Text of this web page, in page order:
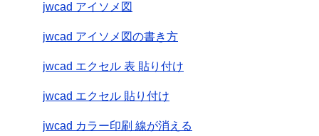
jwcad アイソメ図
jwcad アイソメ図の書き方
jwcad エクセル 表 貼り付け
jwcad エクセル 貼り付け
jwcad カラー印刷 線が消える